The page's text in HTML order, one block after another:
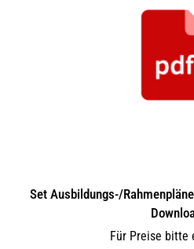
Set Ausbildungs-/
Für Preise bitte